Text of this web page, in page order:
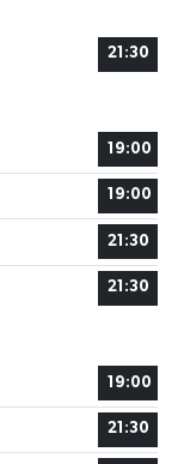
21:30
19:00
19:00
21:30
21:30
19:00
21:30